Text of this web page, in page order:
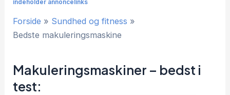
indeholder annoncelinks
Forside
Sundhed og fitness
Bedste makuleringsmaskine
Makuleringsmaskiner – bedst i
test: